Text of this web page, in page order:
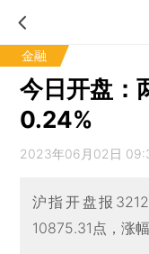
金融
今日开盘：
0.24%
2023年06月02日
沪指开盘报
10875.31点，涨